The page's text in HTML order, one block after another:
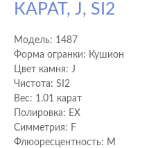
КАРАТ, J, SI2
Модель: 1487
Форма огранки: Кушион
Цвет камня: J
Чистота: SI2
Вес: 1.01 карат
Полировка: EX
Cимметрия: F
Флюоресцентность: M